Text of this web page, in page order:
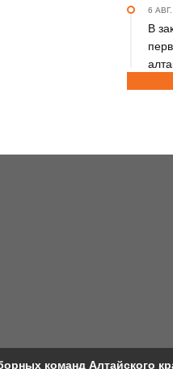
6
В
команд Алтайского